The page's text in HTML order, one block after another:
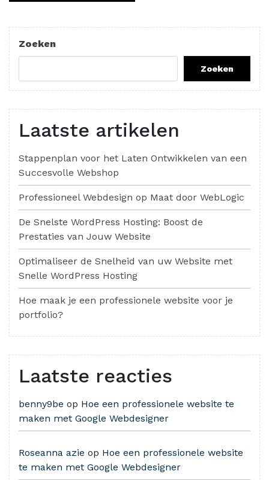
Zoeken
Zoeken
Laatste artikelen
Stappenplan voor het Laten Ontwikkelen van een
Succesvolle Webshop
Professioneel Webdesign op Maat door WebLogic
De Snelste WordPress Hosting: Boost de
Prestaties van Jouw Website
Optimaliseer de Snelheid van uw Website met
Snelle WordPress Hosting
Hoe maak je een professionele website voor je
portfolio?
Laatste reacties
benny9be op Hoe een professionele website te
maken met Google Webdesigner
Roseanna azie op Hoe een professionele website
te maken met Google Webdesigner